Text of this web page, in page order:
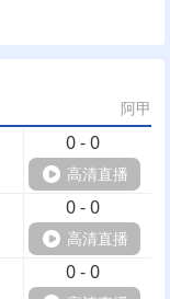
阿甲
0-0
高清直播
0-0
高清直播
0-0